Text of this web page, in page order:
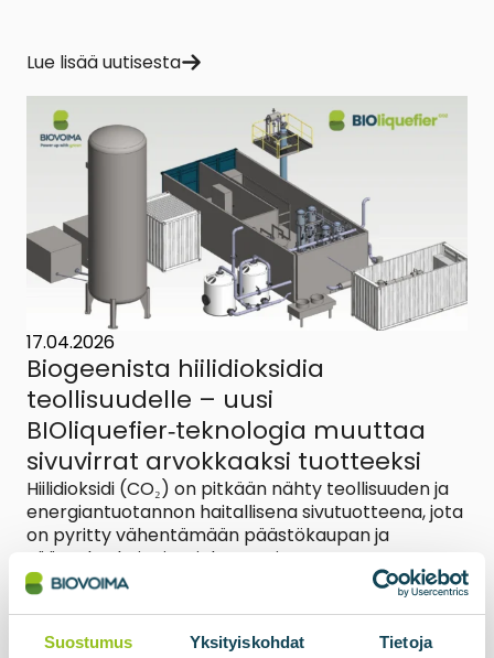
Suostumus Yksityiskohdat Tietoja
Lue lisää uutisesta
17.04.2026
Biogeenista hiilidioksidia
teollisuudelle – uusi
BIOliquefier‑teknologia muuttaa
sivuvirrat arvokkaaksi tuotteeksi
Hiilidioksidi (CO₂) on pitkään nähty teollisuuden ja
energiantuotannon haitallisena sivutuotteena, jota
on pyritty vähentämään päästökaupan ja
sääntelyn keinoin. Biokaasu- ja
biometaanilaitokset ovat...